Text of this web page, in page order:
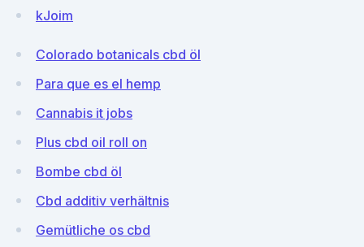
kJoim
Colorado botanicals cbd öl
Para que es el hemp
Cannabis it jobs
Plus cbd oil roll on
Bombe cbd öl
Cbd additiv verhältnis
Gemütliche os cbd